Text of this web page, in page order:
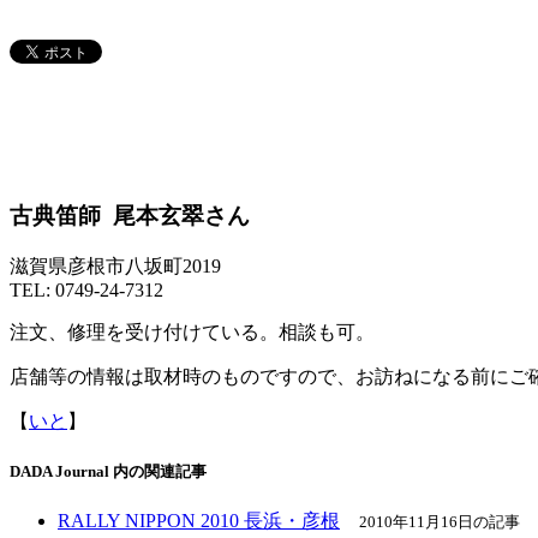
古典笛師 尾本玄翠さん
滋賀県彦根市八坂町2019
TEL: 0749-24-7312
注文、修理を受け付けている。相談も可。
店舗等の情報は取材時のものですので、お訪ねになる前にご
【 いと 】
DADA Journal 内の関連記事
RALLY NIPPON 2010 長浜・彦根 2010年11月16日の記事